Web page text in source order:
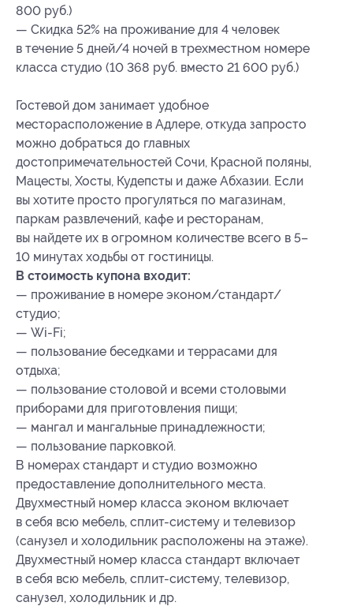
800 руб.)
— Скидка 52% на проживание для 4 человек
в течение 5 дней/4 ночей в трехместном номере
класса студио (10 368 руб. вместо 21 600 руб.)
Гостевой дом занимает удобное
месторасположение в Адлере, откуда запросто
можно добраться до главных
достопримечательностей Сочи, Красной поляны,
Мацесты, Хосты, Кудепсты и даже Абхазии. Если
вы хотите просто прогуляться по магазинам,
паркам развлечений, кафе и ресторанам,
вы найдете их в огромном количестве всего в 5–
10 минутах ходьбы от гостиницы.
В стоимость купона входит:
— проживание в номере эконом/стандарт/
студио;
— Wi-Fi;
— пользование беседками и террасами для
отдыха;
— пользование столовой и всеми столовыми
приборами для приготовления пищи;
— мангал и мангальные принадлежности;
— пользование парковкой.
В номерах стандарт и студио возможно
предоставление дополнительного места.
Двухместный номер класса эконом включает
в себя всю мебель, сплит-систему и телевизор
(санузел и холодильник расположены на этаже).
Двухместный номер класса стандарт включает
в себя всю мебель, сплит-систему, телевизор,
санузел, холодильник и др.